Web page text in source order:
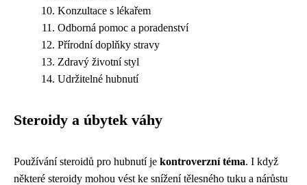
Konzultace s lékařem
Odborná pomoc a poradenství
Přírodní doplňky stravy
Zdravý životní styl
Udržitelné hubnutí
Steroidy a úbytek váhy
Používání steroidů pro hubnutí je kontroverzní téma. I když
některé steroidy mohou vést ke snížení tělesného tuku a nárůstu